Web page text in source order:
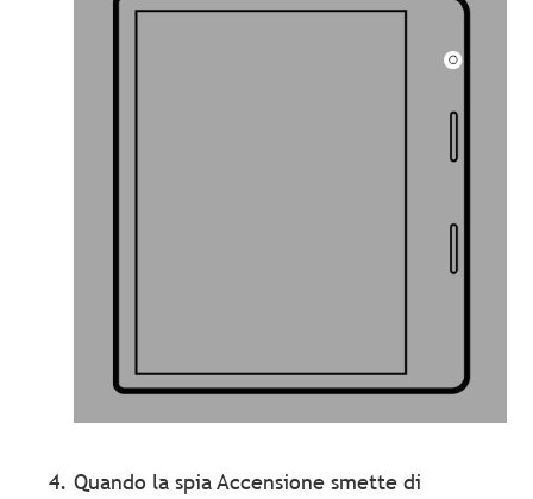
Quando la spia Accensione smette di